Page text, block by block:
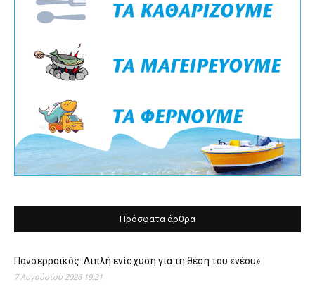
Πρόσφατα άρθρα
Πανσερραϊκός: Διπλή ενίσχυση για τη θέση του «νέου»
7 Αυγούστου 2026 19:21